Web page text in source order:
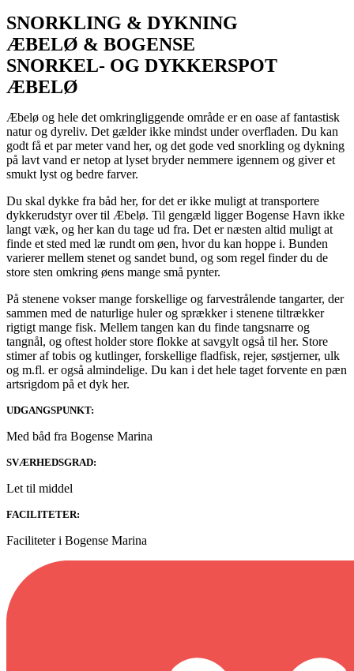
SNORKLING & DYKNING
ÆBELØ & BOGENSE
SNORKEL- OG DYKKERSPOT
ÆBELØ
Æbelø og hele det omkringliggende område er en oase af fantastisk
natur og dyreliv. Det gælder ikke mindst under overfladen. Du kan
godt få et par meter vand her, og det gode ved snorkling og dykning
på lavt vand er netop at lyset bryder nemmere igennem og giver et
smukt lyst og bedre farver.
Du skal dykke fra båd her, for det er ikke muligt at transportere
dykkerudstyr over til Æbelø. Til gengæld ligger Bogense Havn ikke
langt væk, og her kan du tage ud fra. Det er næsten altid muligt at
finde et sted med læ rundt om øen, hvor du kan hoppe i. Bunden
varierer mellem stenet og sandet bund, og som regel finder du de
store sten omkring øens mange små pynter.
På stenene vokser mange forskellige og farvestrålende tangarter, der
sammen med de naturlige huler og sprækker i stenene tiltrækker
rigtigt mange fisk. Mellem tangen kan du finde tangsnarre og
tangnål, og oftest holder store flokke at savgylt også til her. Store
stimer af tobis og kutlinger, forskellige fladfisk, rejer, søstjerner, ulk
og m.fl. er også almindelige. Du kan i det hele taget forvente en pæn
artsrigdom på et dyk her.
UDGANGSPUNKT:
Med båd fra Bogense Marina
SVÆRHEDSGRAD:
Let til middel
FACILITETER:
Faciliteter i Bogense Marina